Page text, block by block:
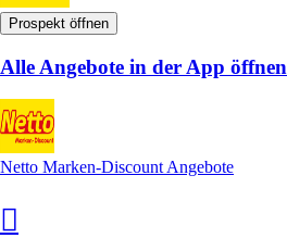
Prospekt öffnen
Alle Angebote in der App öffnen
Netto Marken-Discount Angebote